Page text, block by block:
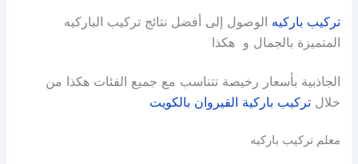
تركيب باركيه الوصول إلى أفضل نتائج تركيب الباركيه
المتميزة بالجمال و هكذا
الجاذبية بأسعار رخيصة تتناسب مع جميع الفئات هكذا من
خلالتركيب باركية القيروان بالكويت
معلم تركيب باركيه